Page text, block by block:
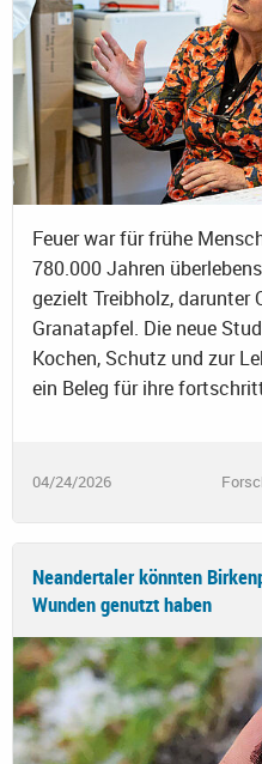
Feuer war für frühe
780.000 Jahren
gezielt Treibholz, darunter
Granatapfel. Die neue
Kochen, Schutz und zur
ein Beleg für ihre
04/24/2026
Neandertaler könnten
Wunden genutzt haben